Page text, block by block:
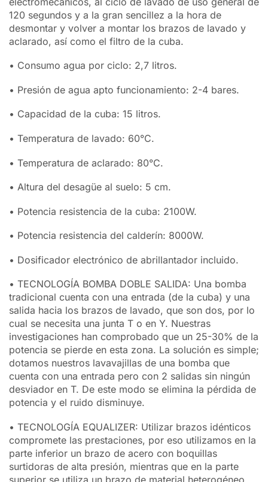
120 segundos y a la gran sencillez a la hora de
desmontar y volver a montar los brazos de lavado y
aclarado, así como el filtro de la cuba.
• Consumo agua por ciclo: 2,7 litros.
• Presión de agua apto funcionamiento: 2-4 bares.
• Capacidad de la cuba: 15 litros.
• Temperatura de lavado: 60°C.
• Temperatura de aclarado: 80°C.
• Altura del desagüe al suelo: 5 cm.
• Potencia resistencia de la cuba: 2100W.
• Potencia resistencia del calderín: 8000W.
• Dosificador electrónico de abrillantador incluido.
• TECNOLOGÍA BOMBA DOBLE SALIDA: Una bomba
tradicional cuenta con una entrada (de la cuba) y una
salida hacia los brazos de lavado, que son dos, por lo
cual se necesita una junta T o en Y. Nuestras
investigaciones han comprobado que un 25-30% de la
potencia se pierde en esta zona. La solución es simple;
dotamos nuestros lavavajillas de una bomba que
cuenta con una entrada pero con 2 salidas sin ningún
desviador en T. De este modo se elimina la pérdida de
potencia y el ruido disminuye.
• TECNOLOGÍA EQUALIZER: Utilizar brazos idénticos
compromete las prestaciones, por eso utilizamos en la
parte inferior un brazo de acero con boquillas
surtidoras de alta presión, mientras que en la parte